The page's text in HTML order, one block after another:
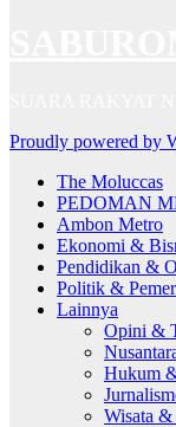
Proudly powered by
The Moluccas
PEDOMAN
Ambon Metro
Ekonomi &
Pendidikan &
Politik &
Lainnya
Opini &
Hukum
Wisata